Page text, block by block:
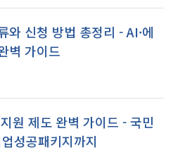
와 신청 방법 총정리 - AI·에
벽 가이드
원 제도 완벽 가이드 - 국민
성공패키지까지